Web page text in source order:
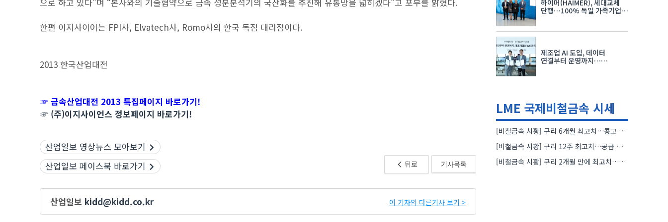
한편 이지사이어는 FPI사, Elvatech사, Romo사의 한국 독점 대리점이다.
2013 한국산업대전
☞ 금속산업대전 2013 특집페이지 바로가기!
☞ (주)이지사이언스 정보페이지 바로가기!
뒤로 기사목록
산업일보 영상뉴스 모아보기
산업일보 페이스북 바로가기
산업일보 kidd@kidd.co.kr 이 기자의 다른기사 보기 >
자율주행모빌리티산업전
08.25~08.27
차세대 반도체 패키징 산업전
08.26~08.28 수원컨벤션센터
하이머(HAIMER), 세대교체
단행…100% 독일 가족기업
제조업 AI 도입, 데이터
연결부터 운영까지…
LME 국제비철금속 시세
[비철금속 시황] 구리 6개월 최고치…콩고 수출 규제에 공급 우려 확대
[비철금속 시황] 구리 12주 최고치…공급 부족 우려에 강세
[비철금속 시황] 구리 2개월 만에 최고치…재고 감소에 공급 부족 우려 확대